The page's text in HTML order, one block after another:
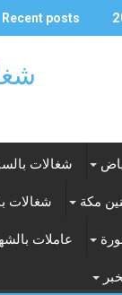
Recent posts
شغالات
مكة شغالات
عاملات